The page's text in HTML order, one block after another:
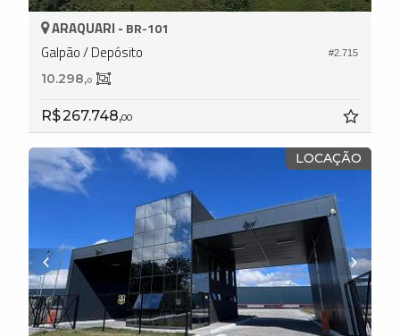
#2.715
ARAQUARI - BR-101
Galpão / Depósito
10.298,0
R$ 267.748,00
LOCAÇÃO